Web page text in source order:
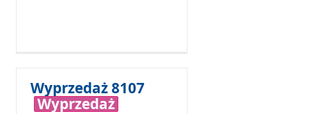
Wyprzedaż 8107
Wyprzedaż